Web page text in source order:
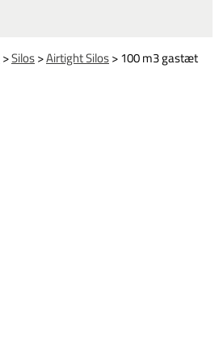
>Silos>Airtight Silos>100 m3 gastæt